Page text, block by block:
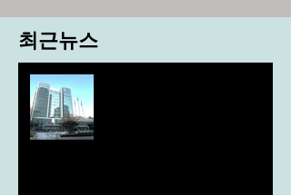
최근뉴스